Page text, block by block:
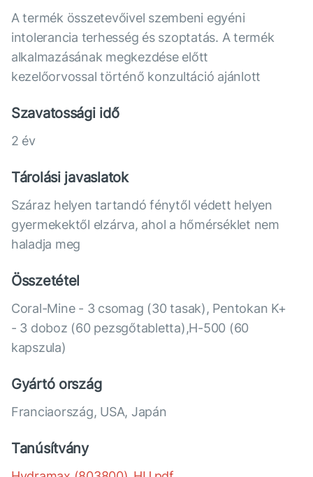
A termék összetevőivel szembeni egyéni
intolerancia terhesség és szoptatás. A termék
alkalmazásának megkezdése előtt
kezelőorvossal történő konzultáció ajánlott
Szavatossági idő
2 év
Tárolási javaslatok
Száraz helyen tartandó fénytől védett helyen
gyermekektől elzárva, ahol a hőmérséklet nem
haladja meg
Összetétel
Coral-Mine - 3 csomag (30 tasak), Pentokan K+
- 3 doboz (60 pezsgőtabletta),Н-500 (60
kapszula)
Gyártó ország
Franciaország, USA, Japán
Tanúsítvány